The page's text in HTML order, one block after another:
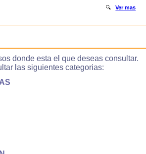
🔍Ver mas
donde esta el que deseas consultar.
las siguientes categorias: